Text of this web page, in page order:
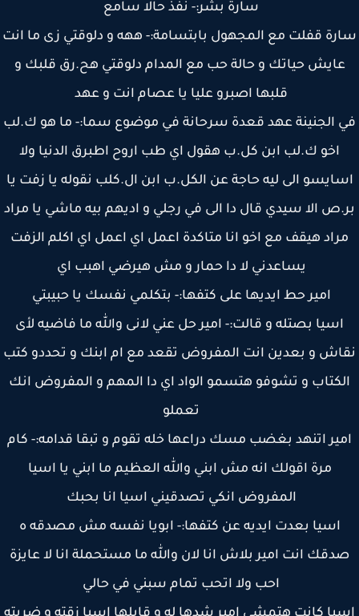
سارة بشر:- نفذ حالا سامع
قفلت مع المجهول بابتسامة:- ههه و دلوقتي زى ما انت
عايش حياتك و حالة حب مع المدام دلوقتي هح.رق قلبك و
قلبها اصبرو عليا يا عصام انت و عهد
الجنينة عهد قعدة سرحانة في موضوع سما:- ما هو ك.لب
اخو ك.لب ابن كل.ب هقول اي طب اروح اطبرق الدنيا ولا
الى ليه حاجة عن الكل.ب ابن ال.كلب نقوله يا زفت يا
الا سيدي قال دا الى في رجلي و اديهم بيه ماشي يا مراد
هيقف مع اخو انا متاكدة اعمل اي اعمل اي اكلم الزفت
يساعدني لا دا حمار و مش هيرضي اهبب اي
امير حط ايديها على كتفها:- بتكلمي نفسك يا حبيبتي
اسيا بصتله و قالت:- امير حل عني لانى والله ما فاضيه لأى
و بعدين انت المفروض تقعد مع ام ابنك و تحددو كتب
و تشوفو هتسمو الواد اي دا المهم و المفروض انك
تعملو
اتنهد بغضب مسك دراعها خله تقوم و تبقا قدامه:- كام
مرة اقولك انه مش ابني والله العظيم ما ابني يا اسيا
المفروض انكي تصدقيني اسيا انا بحبك
اسيا بعدت ايديه عن كتفها:- ابويا نفسه مش مصدقه ه
انت امير بلاش انا لان والله ما مستحملة انا لا عايزة
احب ولا اتحب تمام سبني في حالي